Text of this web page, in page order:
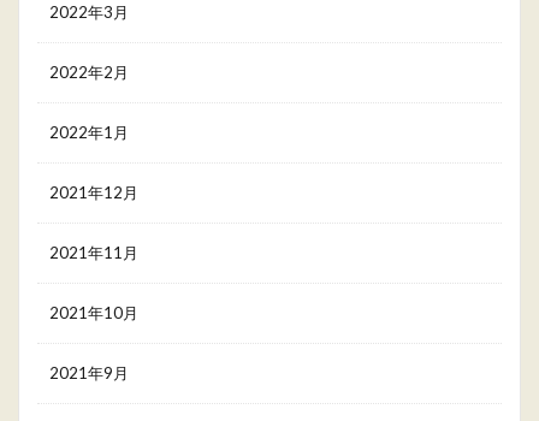
2022年3月
2022年2月
2022年1月
2021年12月
2021年11月
2021年10月
2021年9月